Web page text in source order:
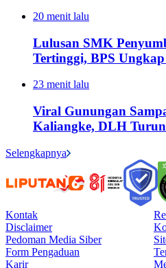
20 menit lalu
Lulusan SMK
Tertinggi, BPS
23 menit lalu
Viral Gunungan
Kaliangke, DLH
Selengkapnya
Kontak
Disclaimer
Pedoman Media Siber
Form Pengaduan
Karir